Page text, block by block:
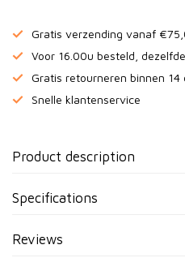
Gratis verzending vanaf
Voor 16.00u besteld,
Gratis retourneren binnen 14
Snelle klantenservice
Product description
Specifications
Reviews